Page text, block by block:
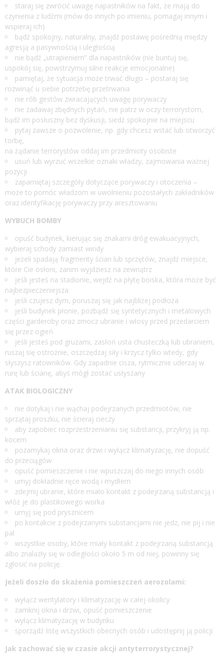
staraj się zwrócić uwagę napastników na fakt, że mają do
czynienia z ludźmi (mów do innych po imieniu, pomagaj innym i
wspieraj ich)
bądź spokojny, naturalny, znajdź postawę pośrednią między
agresją a pasywnością i uległością
nie bądź „utrapieniem” dla napastników (nie buntuj się,
uspokój się, powstrzymuj silne reakcje emocjonalne)
pamiętaj, że sytuacja może trwać długo – postaraj się
rozwinąć u siebie potrzebę przetrwania
nie rób gestów zwracających uwagę porywaczy
nie zadawaj zbędnych pytań, nie patrz w oczy terrorystom,
bądź im posłuszny bez dyskusji, siedź spokojnie na miejscu
pytaj zawsze o pozwolenie, np. gdy chcesz wstać lub otworzyć
torbę,
na żądanie terrorystów oddaj im przedmioty osobiste
usuń lub wyrzuć wszelkie oznaki władzy, zajmowania ważnej
pozycji
zapamiętaj szczegóły dotyczące porywaczy i otoczenia –
może to pomóc władzom w uwolnieniu pozostałych zakładników
oraz identyfikację porywaczy przy aresztowaniu
WYBUCH BOMBY
opuść budynek, kierując się znakami dróg ewakuacyjnych,
wybieraj schody zamiast windy
jeżeli spadają fragmenty ścian lub sprzętów, znajdź miejsce,
które Cie osłoni, zanim wyjdziesz na zewnątrz
jeśli jesteś na stadionie, wejdź na płytę boiska, która może być
najbezpieczeniejsza
jeśli czujesz dym, poruszaj się jak najbliżej podłoża
jeśli budynek płonie, pozbądź się syntetycznych i metalowych
części garderoby oraz zmocz ubranie i włosy przed przedarciem
się przez ogień
jeśli jesteś pod gruzami, zasłoń usta chusteczką lub ubraniem,
ruszaj się ostrożnie, oszczędzaj siły i krzycz tylko wtedy, gdy
słyszysz ratowników. Gdy zapadnie cisza, rytmicznie uderzaj w
rurę lub ścianę, abyś mógł zostać usłyszany
ATAK BIOLOGICZNY
nie dotykaj i nie wąchaj podejrzanych przedmiotów, nie
sprzątaj proszku, nie ścieraj cieczy
aby zapobiec rozprzestrzenianiu się substancji, przykryj ją np.
kocem
pozamykaj okna oraz drzwi i wyłącz klimatyzację, nie dopuść
do przeciągów
opuść pomieszczenie i nie wpuszczaj do niego innych osób
umyj dokładnie ręce wodą i mydłem
zdejmij ubranie, które miało kontakt z podejrzaną substancją i
włóż je do plastikowego worka
umyj się pod prysznicem
po kontakcie z podejrzanymi substancjami nie jedz, nie pij i nie
pal
wszystkie osoby, które miały kontakt z podejrzaną substancją
albo znalazły się w odległości około 5 m od niej, powinny się
zgłosić na policję.
Jeżeli doszło do skażenia pomieszczeń aerozolami:
wyłącz wentylatory i klimatyzację w całej okolicy
zamknij okna i drzwi, opuść pomieszczenie
wyłącz klimatyzację w budynku
sporządź listę wszystkich obecnych osób i udostępnij ją policji
Jak zachować się w czasie akcji antyterrorystycznej?